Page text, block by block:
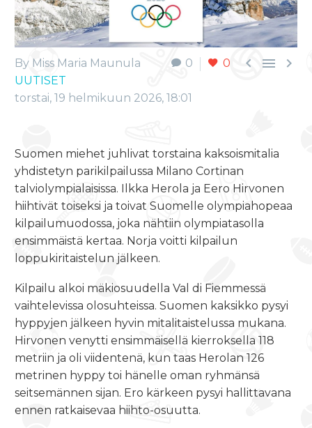
0 0   
By Miss Maria Maunula
UUTISET
torstai, 19 helmikuun 2026, 18:01
Suomen miehet juhlivat torstaina kaksoismitalia
yhdistetyn parikilpailussa Milano Cortinan
talviolympialaisissa. Ilkka Herola ja Eero Hirvonen
hiihtivät toiseksi ja toivat Suomelle olympiahopeaa
kilpailumuodossa, joka nähtiin olympiatasolla
ensimmäistä kertaa. Norja voitti kilpailun
loppukiritaistelun jälkeen.
Kilpailu alkoi mäkiosuudella Val di Fiemmessä
vaihtelevissa olosuhteissa. Suomen kaksikko pysyi
hyppyjen jälkeen hyvin mitalitaistelussa mukana.
Hirvonen venytti ensimmäisellä kierroksella 118
metriin ja oli viidentenä, kun taas Herolan 126
metrinen hyppy toi hänelle oman ryhmänsä
seitsemännen sijan. Ero kärkeen pysyi hallittavana
ennen ratkaisevaa hiihto-osuutta.